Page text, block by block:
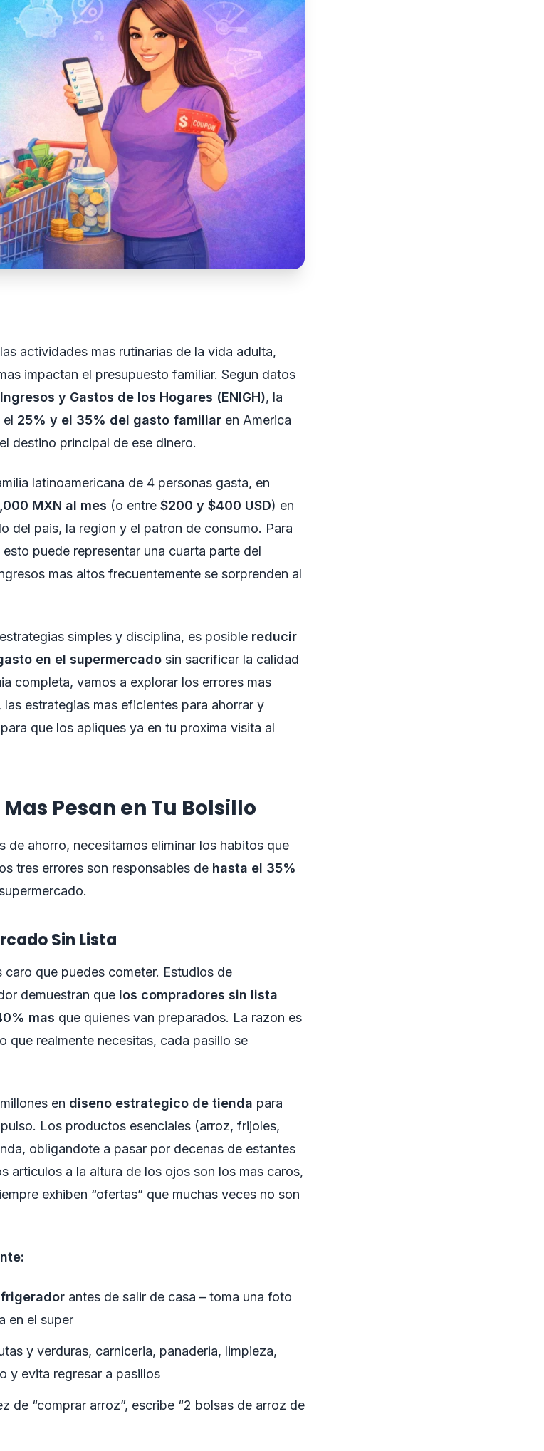
actividades mas rutinarias de la vida adulta,
impactan el presupuesto familiar. Segun datos
y Gastos de los Hogares (ENIGH), la
el 25% y el 35% del gasto familiar en America
destino principal de ese dinero.
latinoamericana de 4 personas gasta, en
MXN al mes (o entre $200 y $400 USD) en
del pais, la region y el patron de consumo. Para
puede representar una cuarta parte del
mas altos frecuentemente se sorprenden al
simples y disciplina, es posible reducir
en el supermercado sin sacrificar la calidad
completa, vamos a explorar los errores mas
estrategias mas eficientes para ahorrar y
que los apliques ya en tu proxima visita al
Mas Pesan en Tu Bolsillo
de ahorro, necesitamos eliminar los habitos que
tres errores son responsables de hasta el 35%
Sin Lista
caro que puedes cometer. Estudios de
demuestran que los compradores sin lista
mas que quienes van preparados. La razon es
que realmente necesitas, cada pasillo se
en diseno estrategico de tienda para
Los productos esenciales (arroz, frijoles,
obligandote a pasar por decenas de estantes
articulos a la altura de los ojos son los mas caros,
exhiben “ofertas” que muchas veces no son
antes de salir de casa – toma una foto
en el super
y verduras, carniceria, panaderia, limpieza,
y evita regresar a pasillos
de “comprar arroz”, escribe “2 bolsas de arroz de